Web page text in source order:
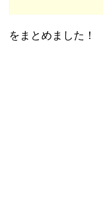
をまとめました！